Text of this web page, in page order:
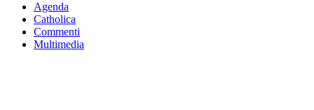
Agenda
Catholica
Commenti
Multimedia